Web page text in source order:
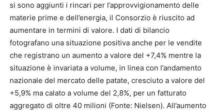
si sono aggiunti i rincari per l’approvvigionamento delle
materie prime e dell’energia, il Consorzio è riuscito ad
aumentare in termini di valore. I dati di bilancio
fotografano una situazione positiva anche per le vendite
che registrano un aumento a valore del +7,4% mentre la
situazione è invariata a volume, in linea con l’andamento
nazionale del mercato delle patate, cresciuto a valore del
+5,9% ma calato a volume del 2,8%, per un fatturato
aggregato di oltre 40 milioni (Fonte: Nielsen). All’aumento